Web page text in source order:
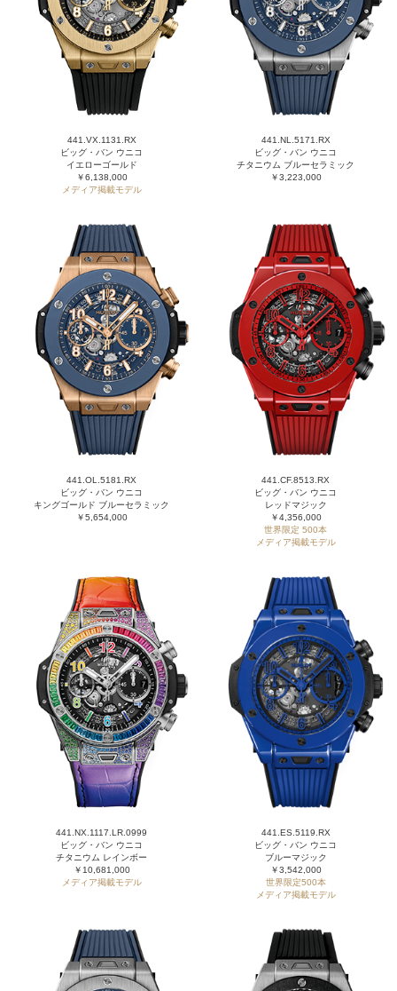
441.VX.1131.RX
ビッグ・バン ウニコ
イエローゴールド
￥6,138,000
メディア掲載モデル
441.NL.5171.RX
ビッグ・バン ウニコ
チタニウム ブルーセラミック
￥3,223,000
441.OL.5181.RX
ビッグ・バン ウニコ
キングゴールド ブルーセラミック
￥5,654,000
441.CF.8513.RX
ビッグ・バン ウニコ
レッドマジック
￥4,356,000
世界限定 500本
メディア掲載モデル
441.NX.1117.LR.0999
ビッグ・バン ウニコ
チタニウム レインボー
￥10,681,000
メディア掲載モデル
441.ES.5119.RX
ビッグ・バン ウニコ
ブルーマジック
￥3,542,000
世界限定500本
メディア掲載モデル